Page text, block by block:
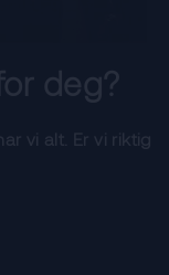
deg?
vi alt. Er vi riktig